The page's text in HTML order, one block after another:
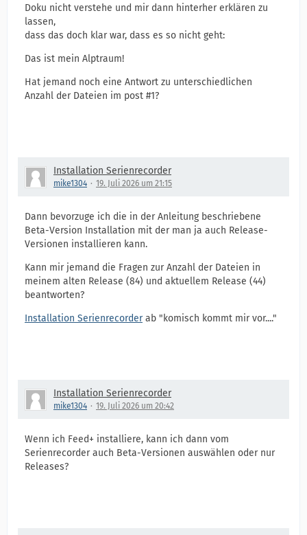
Doku nicht verstehe und mir dann hinterher erklären zu
lassen,
dass das doch klar war, dass es so nicht geht:
Das ist mein Alptraum!
Hat jemand noch eine Antwort zu unterschiedlichen
Anzahl der Dateien im post #1?
Installation Serienrecorder
mike1304 19. Juli 2026 um 21:15
Dann bevorzuge ich die in der Anleitung beschriebene
Beta-Version Installation mit der man ja auch Release-
Versionen installieren kann.
Kann mir jemand die Fragen zur Anzahl der Dateien in
meinem alten Release (84) und aktuellem Release (44)
beantworten?
Installation Serienrecorderab "komisch kommt mir vor...."
Installation Serienrecorder
mike1304 19. Juli 2026 um 20:42
Wenn ich Feed+ installiere, kann ich dann vom
Serienrecorder auch Beta-Versionen auswählen oder nur
Releases?